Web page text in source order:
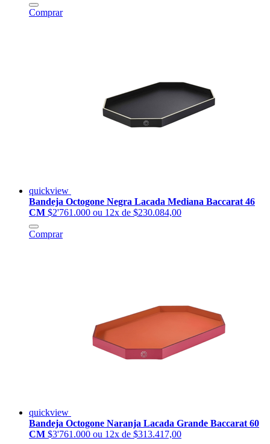
Comprar
quickview
Bandeja Octogone Negra Lacada Mediana Baccarat 46
CM $2'761.000 ou 12x de $230.084,00
Comprar
quickview
Bandeja Octogone Naranja Lacada Grande Baccarat 60
CM $3'761.000 ou 12x de $313.417,00